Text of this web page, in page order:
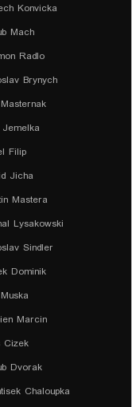
Konvicka
Mach
Radlo
Brynych
Jemelka
Filip
Jicha
Mastera
Lysakowski
Sindler
Dominik
Marcin
Cizek
Dvorak
Chaloupka